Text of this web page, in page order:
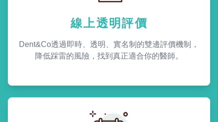
線上透明評價
Dent&Co透過即時、透明、實名制的雙邊評價機制，
降低踩雷的風險，找到真正適合你的醫師。